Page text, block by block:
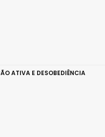
ATIVA E DESOBEDIÊNCIA